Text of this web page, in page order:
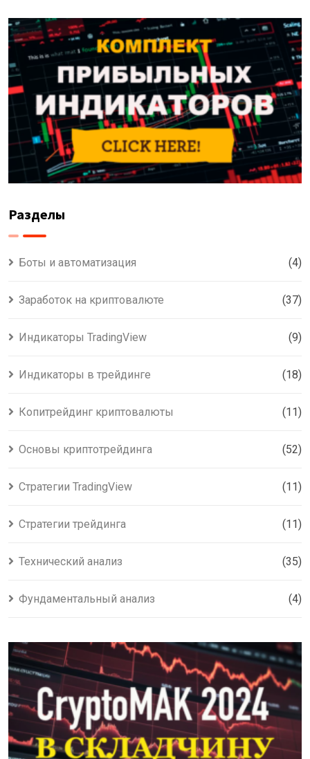
Разделы
Боты и автоматизация (4)
Заработок на криптовалюте (37)
Индикаторы TradingView (9)
Индикаторы в трейдинге (18)
Копитрейдинг криптовалюты (11)
Основы криптотрейдинга (52)
Стратегии TradingView (11)
Стратегии трейдинга (11)
Технический анализ (35)
Фундаментальный анализ (4)